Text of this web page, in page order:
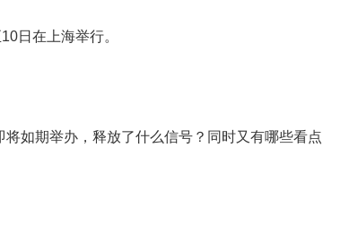
日在上海举行。
如期举办，释放了什么信号？同时又有哪些看点